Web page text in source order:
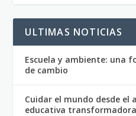
ULTIMAS NOTICIAS
Escuela y ambiente: una
de cambio
Cuidar el mundo desde el
educativa transformadora